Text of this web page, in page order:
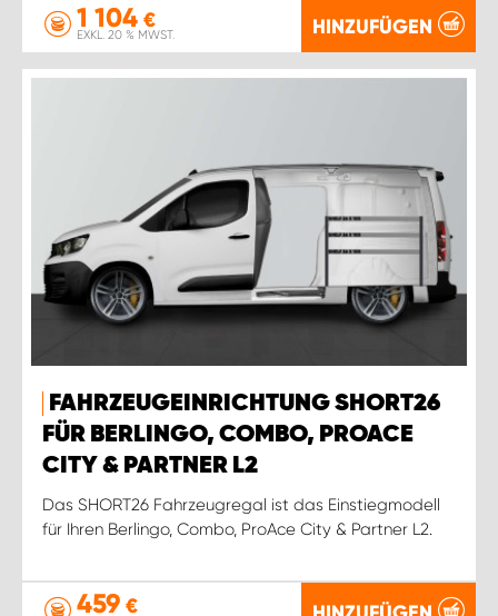
1 104 €
EXKL. 20 % MWST. HINZUFÜGEN
FAHRZEUGEINRICHTUNG SHORT26
FÜR BERLINGO, COMBO, PROACE
CITY & PARTNER L2
Das SHORT26 Fahrzeugregal ist das Einstiegmodell
für Ihren Berlingo, Combo, ProAce City & Partner L2.
459 €